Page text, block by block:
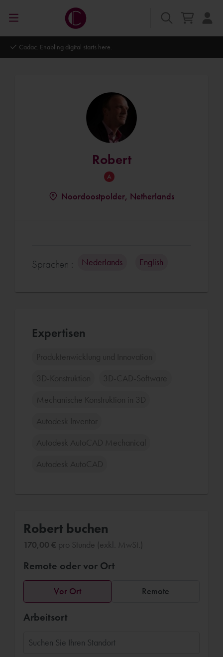
here.
Robert
Noordoostpolder, Netherlands
Sprachen : Nederlands English
Expertisen
Produktenwicklung und Innovation
3D-Konstruktion 3D-CAD-Software
Mechanische Konstruktion in 3D
Autodesk Inventor
Autodesk AutoCAD Mechanical
Autodesk AutoCAD
Robert buchen
170,00 € pro Stunde (exkl. MwSt.)
Remote oder vor Ort
Vor Ort Remote
Arbeitsort